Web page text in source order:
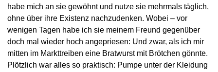
habe mich an sie gewöhnt und nutze sie mehrmals täglich,
ohne über ihre Existenz nachzudenken. Wobei – vor
wenigen Tagen habe ich sie meinem Freund gegenüber
doch mal wieder hoch angepriesen: Und zwar, als ich mir
mitten im Markttreiben eine Bratwurst mit Brötchen gönnte.
Plötzlich war alles so praktisch: Pumpe unter der Kleidung